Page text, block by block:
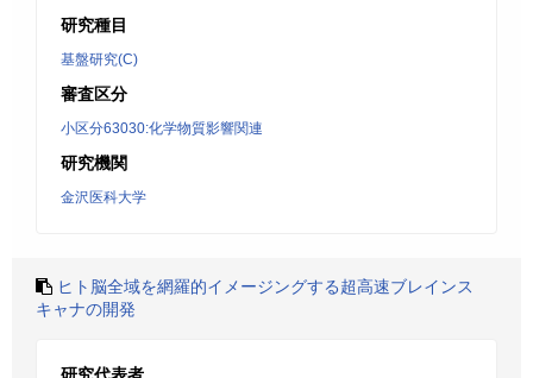
研究種目
基盤研究(C)
審査区分
小区分63030:化学物質影響関連
研究機関
金沢医科大学
ヒト脳全域を網羅的イメージングする超高速ブレインス
キャナの開発